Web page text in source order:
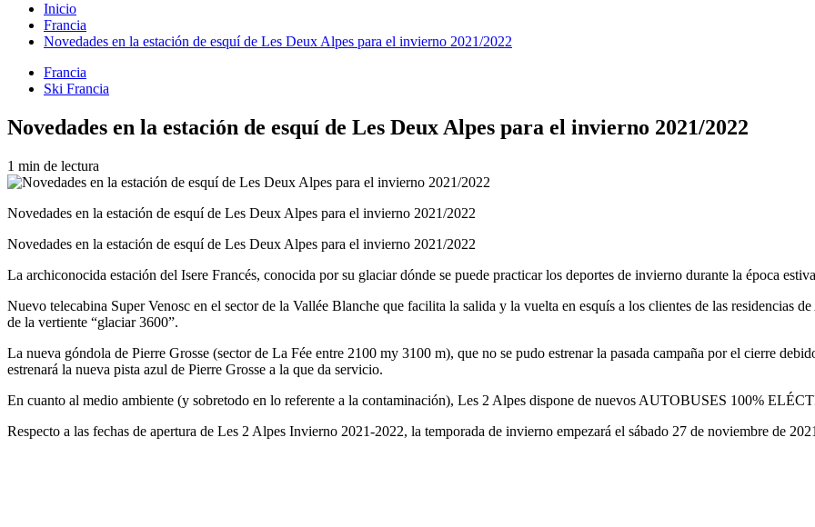
Inicio
Francia
Novedades en la estación de esquí de Les Deux Alpes para el invierno 2021/2022
Francia
Ski Francia
Novedades en la estación de esquí de Les Deux Alpes para el invierno 2021/2022
1 min de lectura
Novedades en la estación de esquí de Les Deux Alpes para el invierno 2021/2022
Novedades en la estación de esquí de Les Deux Alpes para el invierno 2021/2022
La archiconocida estación del Isere Francés, conocida por su glaciar dónde se puede practicar los deportes de invierno durante la época
Nuevo telecabina Super Venosc en el sector de la Vallée Blanche que facilita la salida y la vuelta en esquís a los clientes de las residencias
de la vertiente “glaciar 3600”.
La nueva góndola de Pierre Grosse (sector de La Fée entre 2100 my 3100 m), que no se pudo estrenar la pasada campaña por el cierre
estrenará la nueva pista azul de Pierre Grosse a la que da servicio.
En cuanto al medio ambiente (y sobretodo en lo referente a la contaminación), Les 2 Alpes dispone de nuevos AUTOBUSES 100%
Respecto a las fechas de apertura de Les 2 Alpes Invierno 2021-2022, la temporada de invierno empezará el sábado 27 de noviembre de